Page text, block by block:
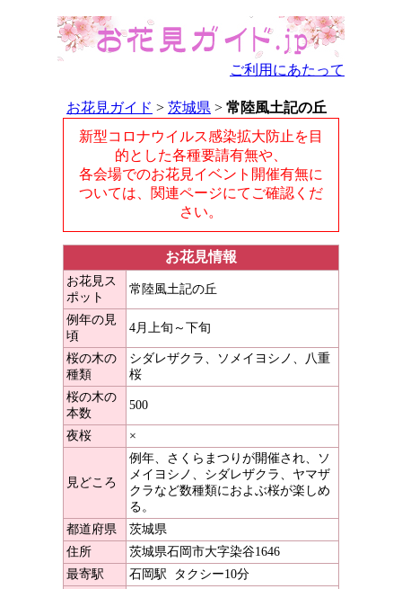
ご利用にあたって
お花見ガイド > 茨城県 > 常陸風土記の丘
新型コロナウイルス感染拡大防止を目
的とした各種要請有無や、
各会場でのお花見イベント開催有無に
ついては、関連ページにてご確認くだ
さい。
お花見情報
お花見ス
ポット
常陸風土記の丘
例年の見
頃
4月上旬～下旬
桜の木の
種類
シダレザクラ、ソメイヨシノ、八重
桜
桜の木の
本数
500
夜桜 ×
見どころ
例年、さくらまつりが開催され、ソ
メイヨシノ、シダレザクラ、ヤマザ
クラなど数種類におよぶ桜が楽しめ
る。
都道府県
茨城県
住所
茨城県石岡市大字染谷1646
最寄駅
石岡駅 タクシー10分